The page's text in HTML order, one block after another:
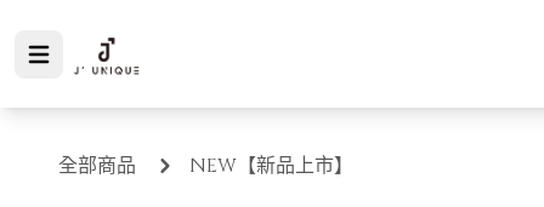
全部商品 NEW【新品上市】